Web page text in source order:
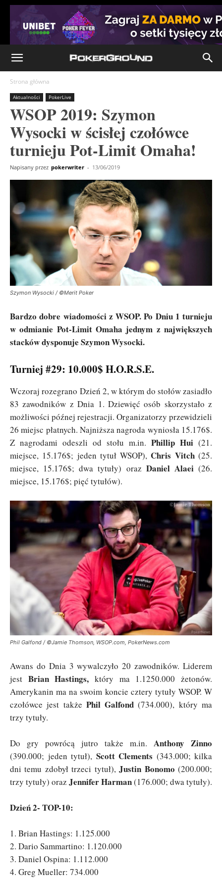
Strona główna
Aktualności PokerLive
WSOP 2019: Szymon
Wysocki w ścisłej czołówce
turnieju Pot-Limit Omaha!
Napisany przez pokerwriter - 13/06/2019
Szymon Wysocki / ©Merit Poker
Bardzo dobre wiadomości z WSOP. Po Dniu 1 turnieju
w odmianie Pot-Limit Omaha jednym z największych
stacków dysponuje Szymon Wysocki.
Turniej #29: 10.000$ H.O.R.S.E.
Wczoraj rozegrano Dzień 2, w którym do stołów zasiadło
83 zawodników z Dnia 1. Dziewięć osób skorzystało z
możliwości późnej rejestracji. Organizatorzy przewidzieli
26 miejsc płatnych. Najniższa nagroda wyniosła 15.176$.
Z nagrodami odeszli od stołu m.in. Phillip Hui (21.
miejsce, 15.176$; jeden tytuł WSOP), Chris Vitch(25.
miejsce, 15.176$; dwa tytuły) oraz Daniel Alaei(26.
miejsce, 15.176$; pięć tytułów).
Phil Galfond / ©Jamie Thomson, WSOP.com, PokerNews.com
Awans do Dnia 3 wywalczyło 20 zawodników. Liderem
jest Brian Hastings, który ma 1.1250.000 żetonów.
Amerykanin ma na swoim koncie cztery tytuły WSOP. W
czołówce jest także Phil Galfond (734.000), który ma
trzy tytuły.
Do gry powrócą jutro także m.in. Anthony Zinno
(390.000; jeden tytuł), Scott Clements (343.000; kilka
dni temu zdobył trzeci tytuł),Justin Bonomo (200.000;
trzy tytuły) oraz Jennifer Harman(176.000; dwa tytuły).
Dzień 2- TOP-10:
1. Brian Hastings: 1.125.000
2. Dario Sammartino: 1.120.000
3. Daniel Ospina: 1.112.000
4. Greg Mueller: 734.000